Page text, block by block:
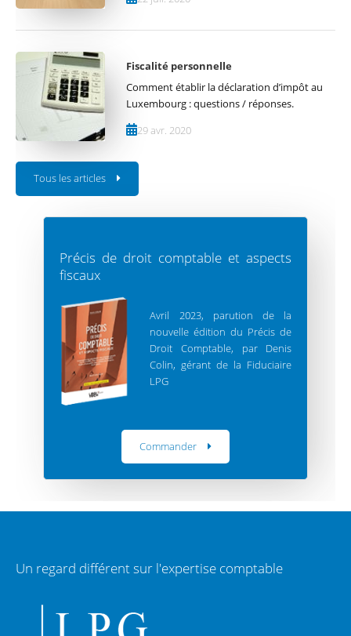
Fiscalité personnelle
Comment établir la déclaration d’impôt au
Luxembourg : questions / réponses.
29 avr. 2020
Tous les articles
Précis de droit comptable et aspects
fiscaux
Avril 2023, parution de la
nouvelle édition du Précis de
Droit Comptable, par Denis
Colin, gérant de la Fiduciaire
LPG
Commander
Un regard différent sur l'expertise comptable